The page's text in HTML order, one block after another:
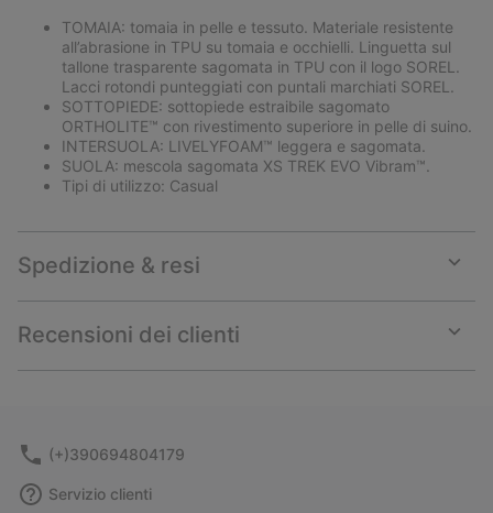
TOMAIA: tomaia in pelle e tessuto. Materiale resistente
all’abrasione in TPU su tomaia e occhielli. Linguetta sul
tallone trasparente sagomata in TPU con il logo SOREL.
Lacci rotondi punteggiati con puntali marchiati SOREL.
SOTTOPIEDE: sottopiede estraibile sagomato
ORTHOLITE™ con rivestimento superiore in pelle di suino.
INTERSUOLA: LIVELYFOAM™ leggera e sagomata.
SUOLA: mescola sagomata XS TREK EVO Vibram™.
Tipi di utilizzo: Casual
Spedizione & resi
or
Recensioni dei clienti
or
(+)390694804179
Servizio clienti